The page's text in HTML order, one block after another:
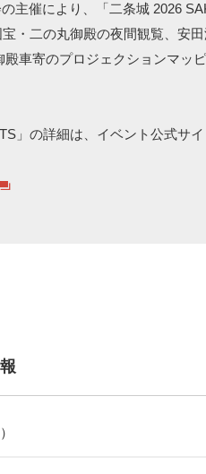
主催により、「二条城 2026
・二の丸御殿の夜間観覧、安
車寄のプロジェクションマッ
」の詳細は、イベント公式サ